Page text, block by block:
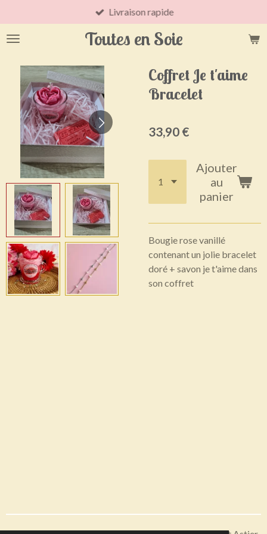
au
contenu
Toutes en Soie
Livraison rapide
Coffret Je t'aime
Bracelet
33,90 €
Ajouter
au
panier
Bougie rose vanillé
contenant un jolie bracelet
doré + savon je t'aime dans
son coffret